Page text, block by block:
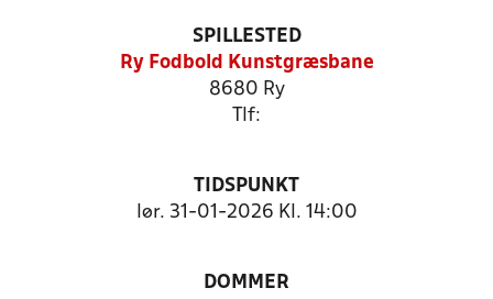
SPILLESTED
Ry Fodbold Kunstgræsbane
8680 Ry
Tlf:
TIDSPUNKT
lør. 31-01-2026 Kl. 14:00
DOMMER